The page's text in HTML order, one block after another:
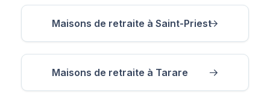
Maisons de retraite à Saint-Priest
Maisons de retraite à Tarare